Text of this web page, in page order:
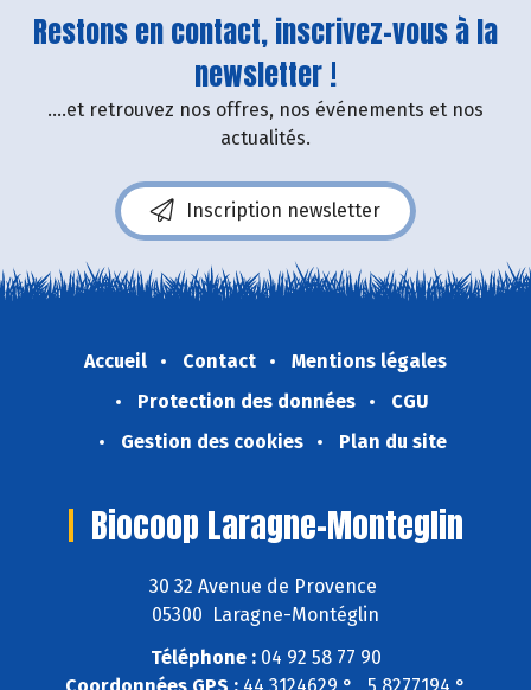
Restons en contact, inscrivez-vous à la
newsletter !
....et retrouvez nos offres, nos événements et nos
actualités.
Inscription newsletter
Accueil Contact
Mentions légales
Protection des données
CGU
Gestion des cookies
Plan du site
Biocoop Laragne-Monteglin
30 32 Avenue de Provence
05300 Laragne-Montéglin
Téléphone :04 92 58 77 90